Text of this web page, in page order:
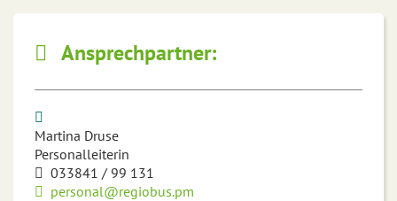
Ansprechpartner:
Martina Druse
Personalleiterin
033841 / 99 131
personal@regiobus.pm